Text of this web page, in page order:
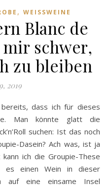
, WEISSWEINE
Blanc de
schwer,
zu bleiben
2019
Man könnte glatt die
suchen: Ist das noch
Dasein? Ach was, ist ja
ich die Groupie-These
es einen Wein in dieser
auf eine einsame Insel